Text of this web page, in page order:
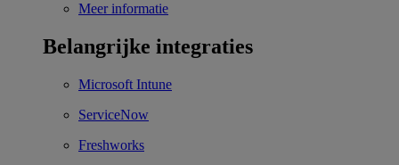
Meer informatie
Belangrijke integraties
Microsoft Intune
ServiceNow
Freshworks